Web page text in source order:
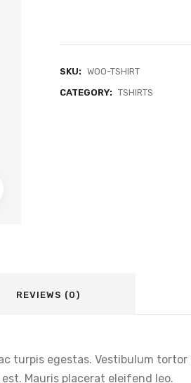
SKU: WOO-TSHIRT
CATEGORY: TSHIRTS
REVIEWS (0)
turpis egestas. Vestibulum
Mauris placerat eleifend leo.